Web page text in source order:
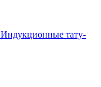
Индукционные тату-